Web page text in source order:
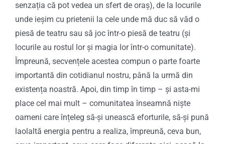
senzația că pot vedea un sfert de oraș), de la locurile
unde ieșim cu prietenii la cele unde mă duc să văd o
piesă de teatru sau să joc într-o piesă de teatru (și
locurile au rostul lor și magia lor într-o comunitate).
Împreună, secvențele acestea compun o parte foarte
importantă din cotidianul nostru, până la urmă din
existența noastră. Apoi, din timp în timp – și asta-mi
place cel mai mult – comunitatea înseamnă niște
oameni care înțeleg să-și unească eforturile, să-și pună
laolaltă energia pentru a realiza, împreună, ceva bun,